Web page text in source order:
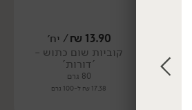
13.90
₪/ יח׳
קוביות שום כתוש -
'דורות'
80 גרם
17.38 ₪ ל-100 גרם